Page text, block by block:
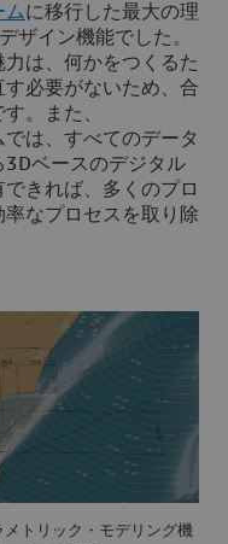
ムに移行した最大の理
ザイン機能でした。
は、何かをつくるた
必要がないため、合
。また、
では、すべてのデータ
3Dベースのデジタル
きれば、多くのプロ
なプロセスを取り除
メトリック・モデリング機